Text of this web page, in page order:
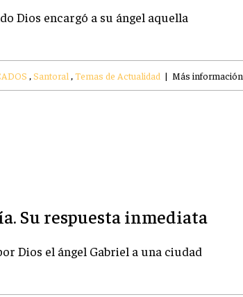
Dios encargó a su ángel aquella
,Santoral ,Temas de Actualidad | Más información
Su respuesta inmediata
Dios el ángel Gabriel a una ciudad